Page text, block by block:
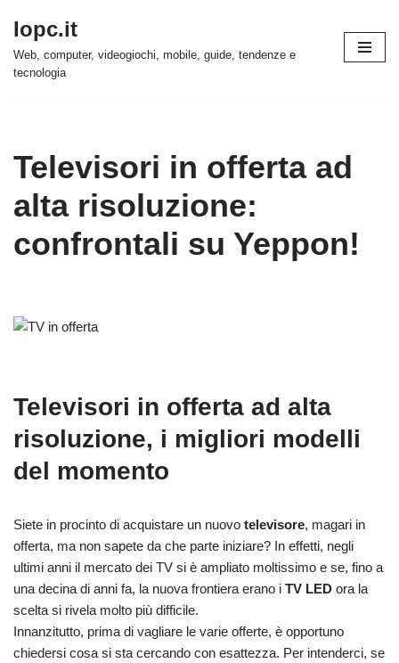
Vai
al
Iopc.it
Web, computer, videogiochi, mobile, guide, tendenze e
tecnologia
Televisori in offerta ad
alta risoluzione:
confrontali su Yeppon!
Televisori in offerta ad alta
risoluzione, i migliori modelli
del momento
Siete in procinto di acquistare un nuovo televisore, magari in
offerta, ma non sapete da che parte iniziare? In effetti, negli
ultimi anni il mercato dei TV si è ampliato moltissimo e se, fino a
una decina di anni fa, la nuova frontiera erano i TV LED ora la
scelta si rivela molto più difficile.
Innanzitutto, prima di vagliare le varie offerte, è opportuno
chiedersi cosa si sta cercando con esattezza. Per intenderci, se